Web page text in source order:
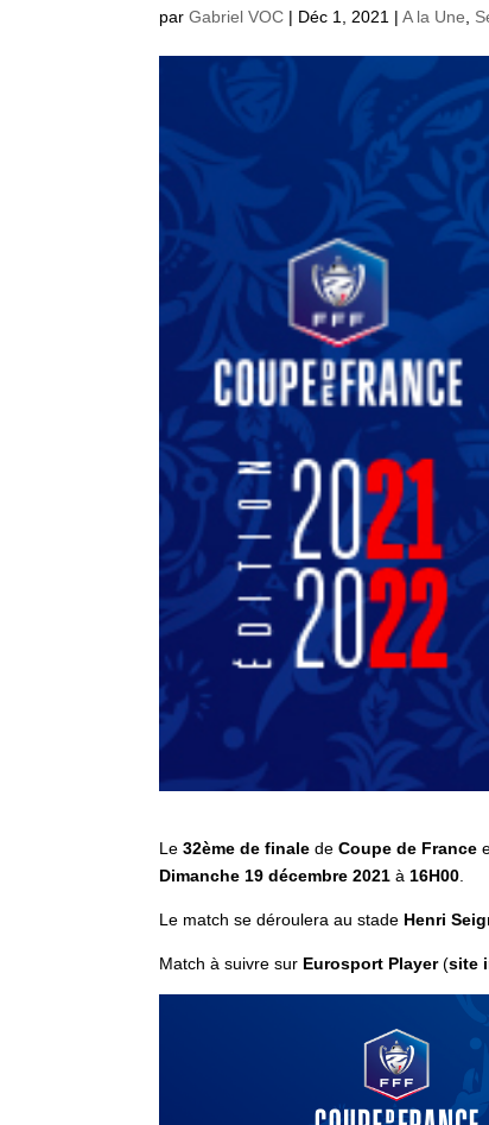
parGabriel VOC | Déc 1, 2021 |A la Une,
Le32ème de finale deCoupe de France
Dimanche 19 décembre 2021 à 16H00
Le match se déroulera au stade Henri
Match à suivre sur Eurosport Player(site